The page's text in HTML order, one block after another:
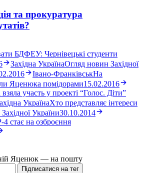
та прокуратура
БДФЕУ: Чернівецькі студенти
Західна УкраїнаОгляд новин Західної
Івано-ФранківськНа
Яценюка помідорами15.02.2016
участь у проекті “Голос. Діти”
УкраїнаХто представляє інтереси
України30.10.2014
стає на озброєння
Яценюк — на пошту
Підписатися на тег